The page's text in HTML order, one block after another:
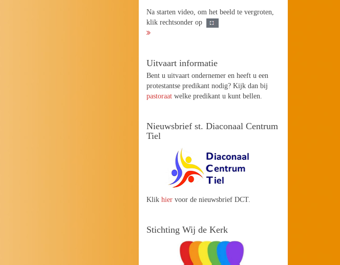
Na starten video, om het beeld te vergroten,
klik rechtsonder op
Uitvaart informatie
Bent u uitvaart ondernemer en heeft u een
protestantse predikant nodig? Kijk dan bij
pastoraat welke predikant u kunt bellen.
Nieuwsbrief st. Diaconaal Centrum
Tiel
Klikhier voor de nieuwsbrief DCT.
Stichting Wij de Kerk